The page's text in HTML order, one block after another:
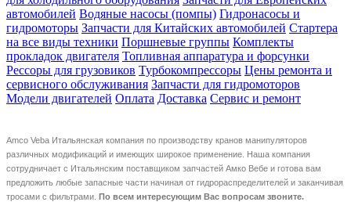
автомобилей Водяные насосы (помпы) Гидронасосы и
гидромоторы Запчасти для Китайских автомобилей Стартера
на все виды техники Поршневые группы Комплекты
прокладок двигателя Топливная аппаратура и форсунки
Рессоры для грузовиков Турбокомпрессоры Цены ремонта и
сервисного обслуживания Запчасти для гидромоторов
Модели двигателей Оплата Доставка Сервис и ремонт
Amco Veba Итальянская компания по производству кранов манипуляторов
различных модификаций и имеющих широкое применение. Наша компания
сотрудничает с Итальянским поставщиком запчастей Амко Вебе и готова вам
предложить любые запасные части начиная от гидрораспределителей и заканчивая
тросами с фильтрами. По всем интересующим Вас вопросам звоните.